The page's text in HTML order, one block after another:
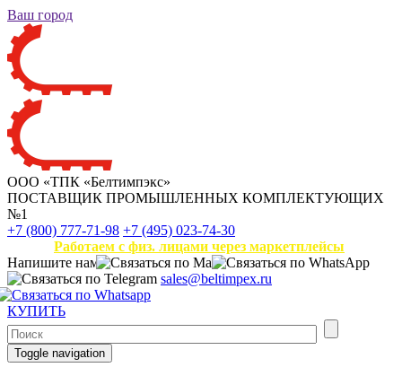
Ваш город
ООО «ТПК «Белтимпэкс»
ПОСТАВЩИК ПРОМЫШЛЕННЫХ КОМПЛЕКТУЮЩИХ
№1
+7 (800) 777-71-98 +7 (495) 023-74-30
Работаем с физ. лицами через маркетплейсы
Напишите нам
sales@beltimpex.ru
КУПИТЬ
Toggle navigation